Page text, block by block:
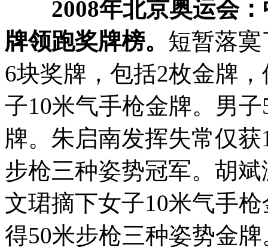
2008年北京奥运会
牌领跑奖牌榜。 短暂落
6块奖牌，包括2枚金牌
子10米气手枪金牌。男
牌。朱启南发挥失常仅
步枪三种姿势冠军。胡
文珺摘下女子10米气手
得50米步枪三种姿势金